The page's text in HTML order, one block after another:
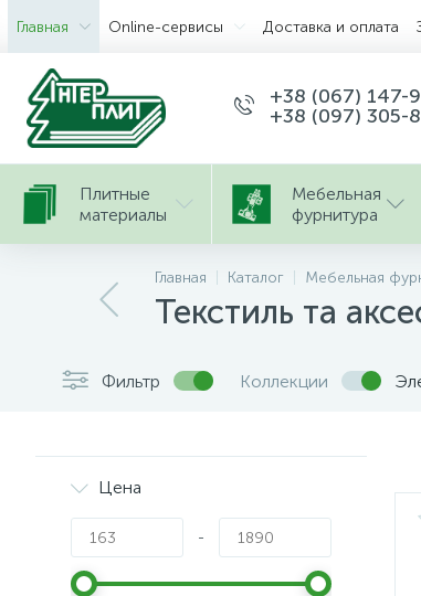
Главная Оnline-сервисы Доставка и оплата
+38 (067) 147-
+38 (097) 305-
Плитные
материалы
Мебельная
фурнитура
Главная Каталог Мебельная
Текстиль та
Фильтр Коллекции
Цена
-